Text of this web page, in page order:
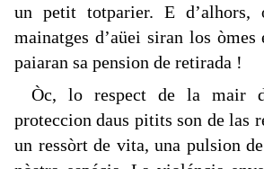
un petit totparier. E d’alhors,
mainatges d’aüei siran los òmes
paiaran sa pension de retirada !
Òc, lo respect de la mair
proteccion daus pitits son de las
un ressòrt de vita, una pulsion